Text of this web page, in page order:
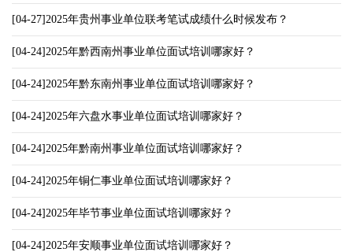
[04-27]2025年贵州事业单位联考笔试成绩什么时候发布？
[04-24]2025年黔西南州事业单位面试培训哪家好？
[04-24]2025年黔东南州事业单位面试培训哪家好？
[04-24]2025年六盘水事业单位面试培训哪家好？
[04-24]2025年黔南州事业单位面试培训哪家好？
[04-24]2025年铜仁事业单位面试培训哪家好？
[04-24]2025年毕节事业单位面试培训哪家好？
[04-24]2025年安顺事业单位面试培训哪家好？